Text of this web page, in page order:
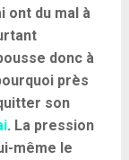
ont du mal à
donc à
près
son
. La pression
même le